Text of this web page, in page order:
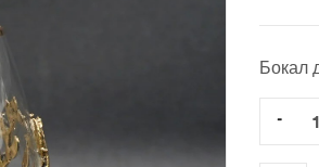
Бокал
-